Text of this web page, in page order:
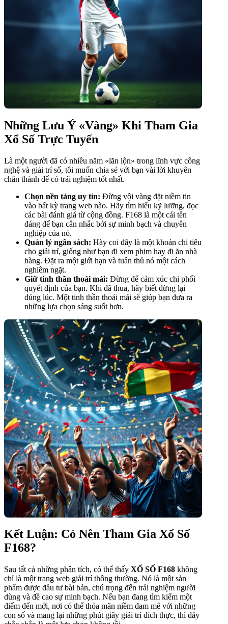
Những Lưu Ý «Vàng» Khi Tham Gia
Xổ Số Trực Tuyến
Là một người đã có nhiều năm «lăn lộn» trong lĩnh vực công
nghệ và giải trí số, tôi muốn chia sẻ với bạn vài lời khuyên
chân thành để có trải nghiệm tốt nhất.
Chọn nền tảng uy tín: Đừng vội vàng đặt niềm tin
vào bất kỳ trang web nào. Hãy tìm hiểu kỹ lưỡng, đọc
các bài đánh giá từ cộng đồng. F168 là một cái tên
đáng để bạn cân nhắc bởi sự minh bạch và chuyên
nghiệp của nó.
Quản lý ngân sách: Hãy coi đây là một khoản chi tiêu
cho giải trí, giống như bạn đi xem phim hay đi ăn nhà
hàng. Đặt ra một giới hạn và tuân thủ nó một cách
nghiêm ngặt.
Giữ tinh thần thoải mái: Đừng để cảm xúc chi phối
quyết định của bạn. Khi đã thua, hãy biết dừng lại
đúng lúc. Một tinh thần thoải mái sẽ giúp bạn đưa ra
những lựa chọn sáng suốt hơn.
Kết Luận: Có Nên Tham Gia Xổ Số
F168?
Sau tất cả những phân tích, có thể thấy XỔ SỐ F168 không
chỉ là một trang web giải trí thông thường. Nó là một sản
phẩm được đầu tư bài bản, chú trọng đến trải nghiệm người
dùng và đề cao sự minh bạch. Nếu bạn đang tìm kiếm một
điểm đến mới, nơi có thể thỏa mãn niềm đam mê với những
con số và mang lại những phút giây giải trí đích thực, thì đây